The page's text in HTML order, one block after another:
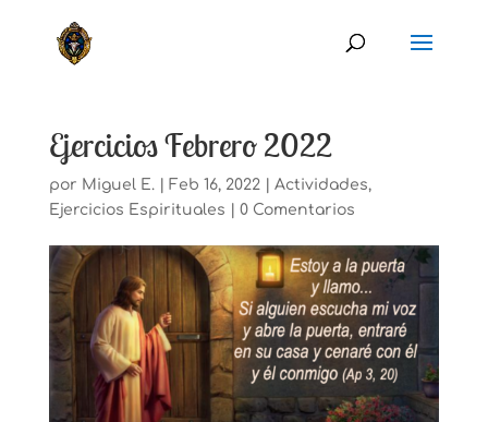
Ejercicios Febrero 2022
por Miguel E.| Feb 16, 2022| Actividades,
Ejercicios Espirituales
0 Comentarios